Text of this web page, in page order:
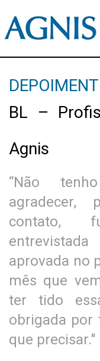
BL –
Agnis
“Não
agradecer,
contato,
aprovada no
mês que
ter tido
obrigada por
que precisar."